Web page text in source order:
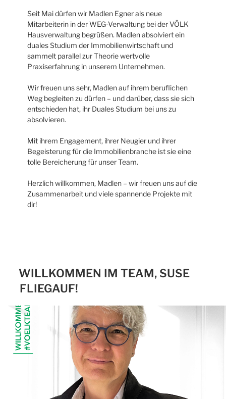
Seit Mai dürfen wir Madlen Egner als neue
Mitarbeiterin in der WEG-Verwaltung bei der VÖLK
Hausverwaltung begrüßen. Madlen absolviert ein
duales Studium der Immobilienwirtschaft und
sammelt parallel zur Theorie wertvolle
Praxiserfahrung in unserem Unternehmen.
Wir freuen uns sehr, Madlen auf ihrem beruflichen
Weg begleiten zu dürfen – und darüber, dass sie sich
entschieden hat, ihr Duales Studium bei uns zu
absolvieren.
Mit ihrem Engagement, ihrer Neugier und ihrer
Begeisterung für die Immobilienbranche ist sie eine
tolle Bereicherung für unser Team.
Herzlich willkommen, Madlen – wir freuen uns auf die
Zusammenarbeit und viele spannende Projekte mit
dir!
WILLKOMMEN IM TEAM, SUSE
FLIEGAUF!